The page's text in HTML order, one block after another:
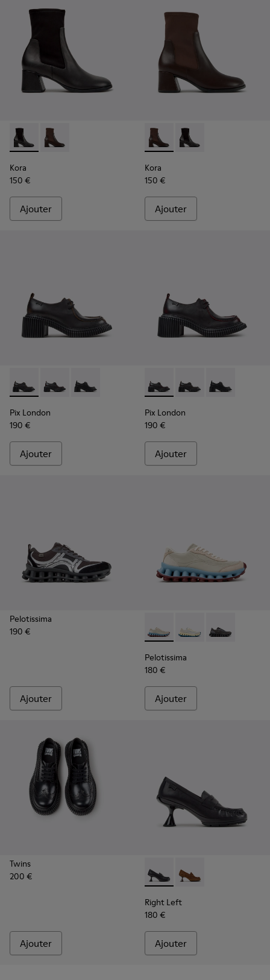
Kora - K400836-001 - Bottines noires en cuir et textile
Kora - K400836-003 - Bottines en cuir et textile
Kora
150 €
Ajouter
Kora - K400836-003 -
Kora - K400836-
Kora
150 €
Ajouter
Pix London - K201961-002 - Chaussures en cuir noir pour
Pix London - K201961-003 - Chaussures en cuir noir
Pix London - K201961-001
Pix London
190 €
Ajouter
Pix London - K201961-003
Pix London -Pix London -
Pix London
190 €
Ajouter
Pelotissima
190 €
Ajouter
Pelotissima - K202003-002
Pelotissima -Pelotissima -
Pelotissima
180 €
Ajouter
Twins
200 €
Ajouter
Right Left - K201978-001 -
Right Left -
Right Left
180 €
Ajouter